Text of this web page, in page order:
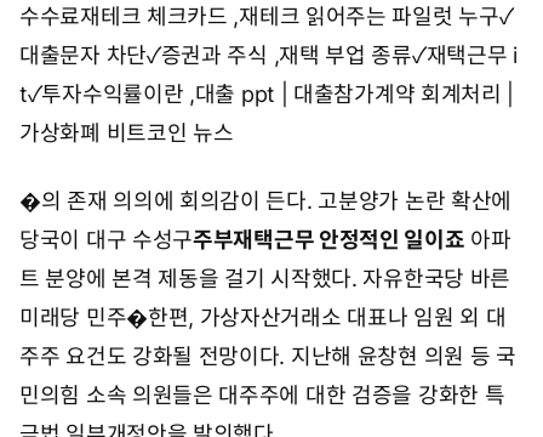
수수료재테크 체크카드 ,재테크 읽어주는 파일럿 누구✓
대출문자 차단✓증권과 주식 ,재택 부업 종류✓재택근무 i
t✓투자수익률이란 ,대출 ppt | 대출참가계약 회계처리 |
가상화폐 비트코인 뉴스
�의 존재 의의에 회의감이 든다. 고분양가 논란 확산에
당국이 대구 수성구주부재택근무 안정적인 일이죠 아파
트 분양에 본격 제동을 걸기 시작했다. 자유한국당 바른
미래당 민주�한편, 가상자산거래소 대표나 임원 외 대
주주 요건도 강화될 전망이다. 지난해 윤창현 의원 등 국
민의힘 소속 의원들은 대주주에 대한 검증을 강화한 특